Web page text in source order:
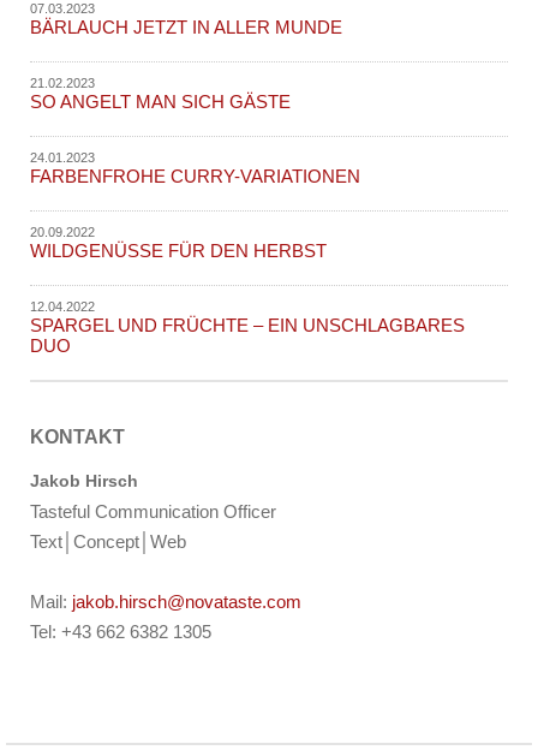
07.03.2023
BÄRLAUCH JETZT IN ALLER MUNDE
21.02.2023
SO ANGELT MAN SICH GÄSTE
24.01.2023
FARBENFROHE CURRY-VARIATIONEN
20.09.2022
WILDGENÜSSE FÜR DEN HERBST
12.04.2022
SPARGEL UND FRÜCHTE – EIN UNSCHLAGBARES
DUO
KONTAKT
Jakob Hirsch
Tasteful Communication Officer
Text│Concept│Web
Mail: jakob.hirsch@novataste.com
Tel: +43 662 6382 1305